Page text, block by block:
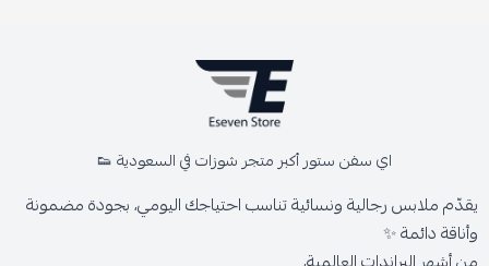
اي سفن ستور أكبر متجر شوزات في السعودية 👟
يقدّم ملابس رجالية ونسائية تناسب احتياجك اليومي، بجودة مضمونة
وأناقة دائمة ✨